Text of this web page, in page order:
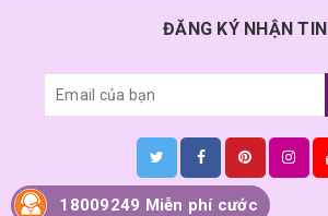
ĐĂNG KÝ NHẬN TIN
18009249 Miễn phí cước